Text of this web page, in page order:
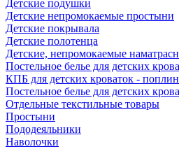
Детские подушки
Детские непромокаемые простыни
Детские покрывала
Детские полотенца
Детские, непромокаемые
Постельное белье для детских
КПБ для детских кроваток - поплин
Постельное белье для детских
Отдельные текстильные товары
Простыни
Пододеяльники
Наволочки